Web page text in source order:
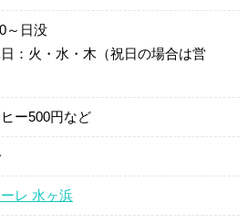
～日没
：火・水・木（祝日の場合は営
ー500円など
レ 水ヶ浜